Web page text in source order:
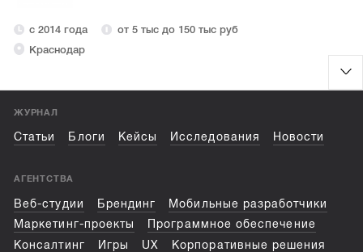
с 2014 года
от 5 тыс до 150 тыс руб
Краснодар
ЖУРНАЛ
Статьи Блоги Кейсы Исследования Новости
АГЕНТСТВА
Веб-студии Брендинг
Мобильные разработчики
Маркетинг-проекты
Программное обеспечение
Консалтинг
Игры UX
Корпоративные решения